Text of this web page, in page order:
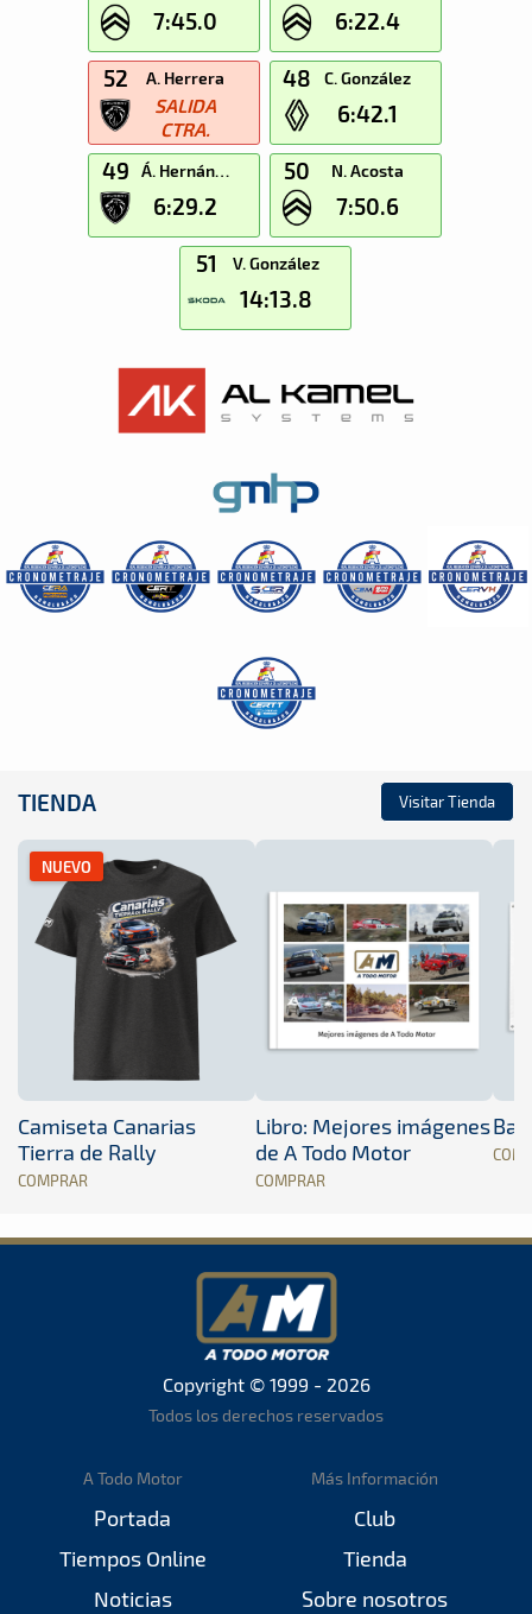
7:45.0 6:22.4
52 A. Herrera
SALIDA
CTRA.
48 C. González
6:42.1
49 Á. Hernández
6:29.2
50 N. Acosta
7:50.6
51 V. González
14:13.8
TIENDA Visitar Tienda
NUEVO
Camiseta Canarias
Tierra de Rally
COMPRAR
Libro: Mejores imágenes
de A Todo Motor
COMPRAR
Copyright © 1999 - 2026
Todos los derechos reservados
A Todo Motor
Portada
Tiempos Online
Noticias
Más Información
Club
Tienda
Sobre nosotros